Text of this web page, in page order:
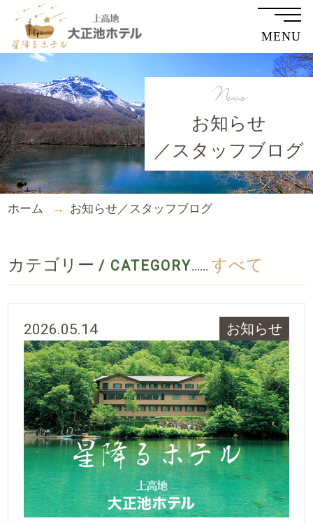
MENU
お知らせ
／スタッフブログ
News
ホーム お知らせ／スタッフブログ
カテゴリー / CATEGORY...... すべて
2026.05.14 お知らせ